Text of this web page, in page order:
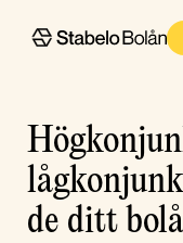
de ditt